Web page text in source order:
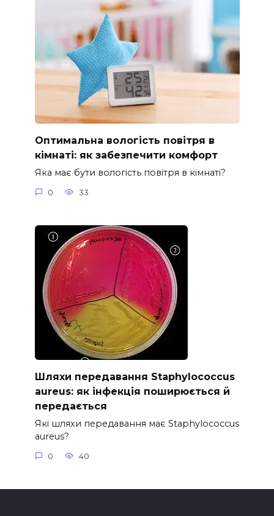
Оптимальна вологість повітря в
кімнаті: як забезпечити комфорт
Яка має бути вологість повітря в кімнаті?
0 33
Шляхи передавання Staphylococcus
aureus: як інфекція поширюється й
передається
Які шляхи передавання має Staphylococcus
aureus?
0 40